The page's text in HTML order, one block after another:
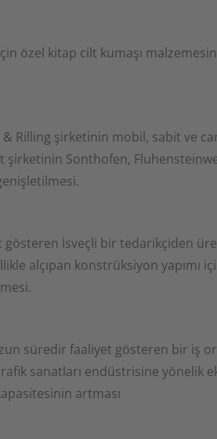
ortak ve iddialı hedeflerimiz
özel kitap cilt kumaşı
Rilling şirketinin mobil, sabit ve
şirketinin Sonthofen,
gösteren İsveçli bir tedarikçiden
alçıpan konstrüksiyon yapımı
süredir faaliyet gösteren bir iş
sanatları endüstrisine yönelik
artması